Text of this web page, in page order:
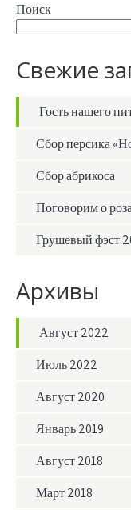
Поиск
Свежие
Гость нашего
Сбор персика
Сбор абрикоса
Поговорим о
Грушевый фэст
Архивы
Август 2022
Июль 2022
Август 2020
Январь 2019
Август 2018
Март 2018